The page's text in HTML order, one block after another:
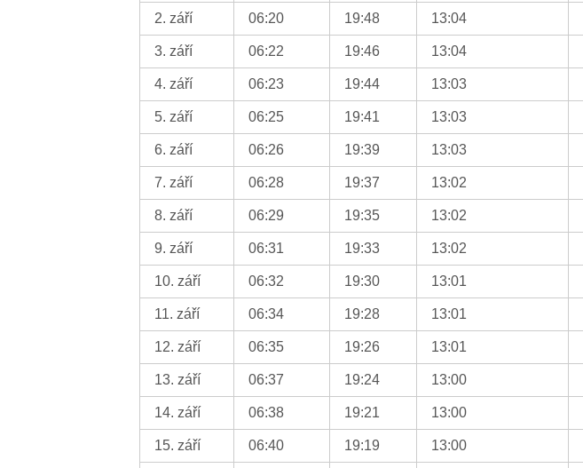
2. září 06:20 19:48 13:04
3. září 06:22 19:46 13:04
4. září 06:23 19:44 13:03
5. září 06:25 19:41 13:03
6. září 06:26 19:39 13:03
7. září 06:28 19:37 13:02
8. září 06:29 19:35 13:02
9. září 06:31 19:33 13:02
10. září 06:32 19:30 13:01
11. září 06:34 19:28 13:01
12. září 06:35 19:26 13:01
13. září 06:37 19:24 13:00
14. září 06:38 19:21 13:00
15. září 06:40 19:19 13:00